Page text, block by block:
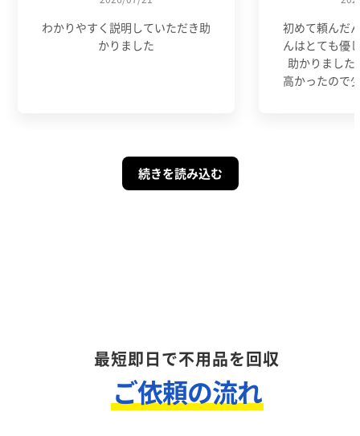
わかりやすく説明していただき助
かりました
初めて頼んだ
んはとても優
助かりました
高かったので
続きを読み込む
最短即日で不用品を回収
ご依頼の流れ